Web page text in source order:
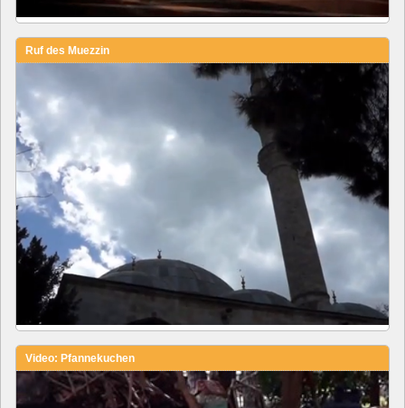
Ruf des Muezzin
Video: Pfannekuchen